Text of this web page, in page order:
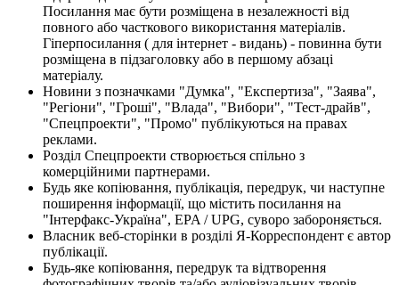
Посилання має бути розміщена в незалежності від
повного або часткового використання матеріалів.
Гіперпосилання ( для інтернет - видань) - повинна бути
розміщена в підзаголовку або в першому абзаці
матеріалу.
Новини з позначками "Думка", "Експертиза", "Заява",
"Регіони", "Гроші", "Влада", "Вибори", "Тест-драйв",
"Спецпроекти", "Промо" публікуються на правах
реклами.
Розділ Спецпроекти створюється спільно з
комерційними партнерами.
Будь яке копіювання, публікація, передрук, чи наступне
поширення інформації, що містить посилання на
"Інтерфакс-Україна", EPA / UPG, суворо забороняється.
Власник веб-сторінки в розділі Я-Корреспондент є автор
публікації.
Будь-яке копіювання, передрук та відтворення